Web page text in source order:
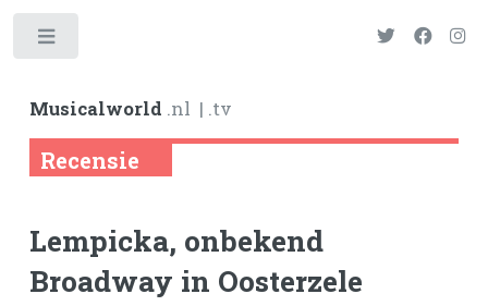
Musicalworld .nl | .tv
Recensie
Lempicka, onbekend
Broadway in Oosterzele